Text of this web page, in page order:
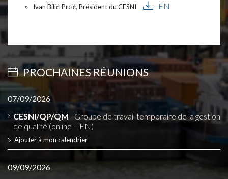
PROCHAINES RÉUNIONS
07/09/2026
CESNI/QP/QM - Groupe de travail temporaire de la gestion
de qualité (online – EN)
Ajouter à mon calendrier
09/09/2026
Ivan Bilić-Prcić, Président du CESNI EN